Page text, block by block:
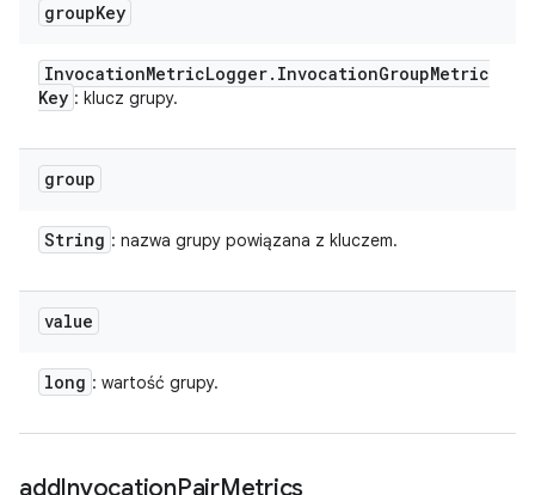
groupKey
InvocationMetricLogger. InvocationGroupMetric
Key : klucz grupy.
group
String : nazwa grupy powiązana z kluczem.
value
long : wartość grupy.
addInvocationPairMetrics